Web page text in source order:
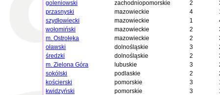
goleniowski zachodniopomorskie 2
przasnyski
mazowieckie 4
szydłowiecki
mazowieckie 1
wołomiński
mazowieckie 2
m. Ostrołęka
mazowieckie 2
oławski
dolnośląskie 3
średzki
dolnośląskie 2
m. Zielona Góra
lubuskie 3
sokólski
podlaskie 2
kościerski
pomorskie 3
kwidzyński
pomorskie 3